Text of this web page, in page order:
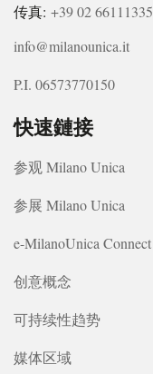
传真: +39 02 66111335
info@milanounica.it
P.I. 06573770150
快速鏈接
参观 Milano Unica
参展 Milano Unica
e-MilanoUnica Connect
创意概念
可持续性趋势
媒体区域